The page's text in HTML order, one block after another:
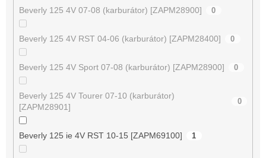
Beverly 125 4V 07-08 (karburátor) [ZAPM28900] 0
Beverly 125 4V RST 04-06 (karburátor) [ZAPM28400] 0
Beverly 125 4V Sport 07-08 (karburátor) [ZAPM28900] 0
Beverly 125 4V Tourer 07-10 (karburátor)
[ZAPM28901]
0
Beverly 125 ie 4V RST 10-15 [ZAPM69100] 1